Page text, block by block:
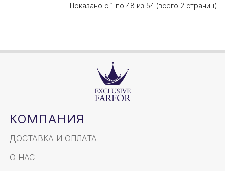
Показано с 1 по 48 из 54 (всего 2 страниц)
КОМПАНИЯ
ДОСТАВКА И ОПЛАТА
О НАС